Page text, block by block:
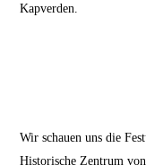
Kapverden.
Wir schauen uns die
Historische Zentrum